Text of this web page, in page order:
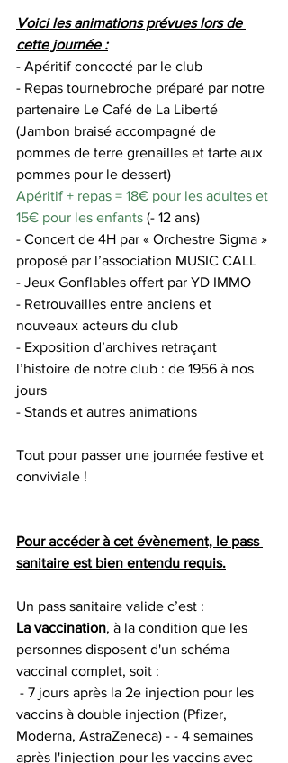
Voici les animations prévues lors de
cette journée :
- Apéritif concocté par le club
- Repas tournebroche préparé par notre
partenaire Le Café de La Liberté
(Jambon braisé accompagné de
pommes de terre grenailles et tarte aux
pommes pour le dessert)
Apéritif + repas = 18€ pour les adultes et
15€ pour les enfants (- 12 ans)
- Concert de 4H par « Orchestre Sigma »
proposé par l’association MUSIC CALL
- Jeux Gonflables offert par YD IMMO
- Retrouvailles entre anciens et
nouveaux acteurs du club
- Exposition d’archives retraçant
l’histoire de notre club : de 1956 à nos
jours
- Stands et autres animations
Tout pour passer une journée festive et
conviviale !
Pour accéder à cet évènement, le pass
sanitaire est bien entendu requis.
Un pass sanitaire valide c’est :
La vaccination, à la condition que les
personnes disposent d'un schéma
vaccinal complet, soit :
vaccins à double injection (Pfizer,
Moderna, AstraZeneca) - - 4 semaines
après l'injection pour les vaccins avec